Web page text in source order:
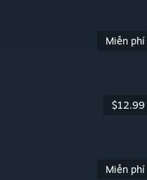
Miễn phí
$12.99
Miễn phí